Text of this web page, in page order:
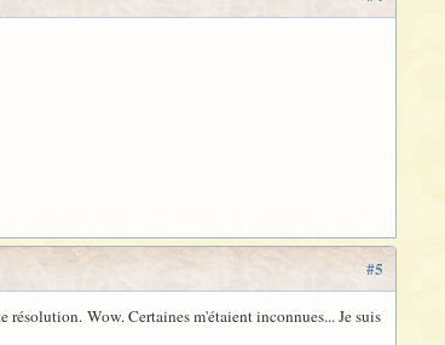
#5
Wow. Certaines m'étaient inconnues... Je suis